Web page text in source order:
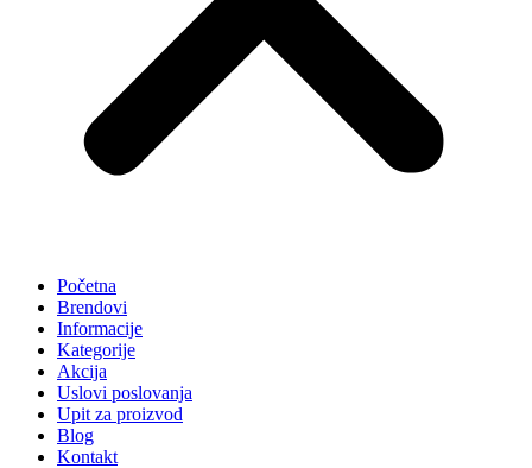
Početna
Brendovi
Informacije
Kategorije
Akcija
Uslovi poslovanja
Upit za proizvod
Blog
Kontakt